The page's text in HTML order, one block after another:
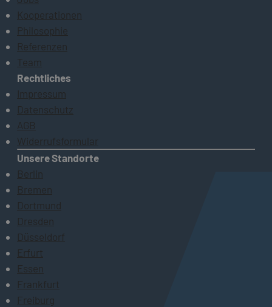
Kooperationen
Philosophie
Referenzen
Team
Rechtliches
Impressum
Datenschutz
AGB
Widerrufsformular
Unsere Standorte
Berlin
Bremen
Dortmund
Dresden
Düsseldorf
Erfurt
Essen
Frankfurt
Freiburg